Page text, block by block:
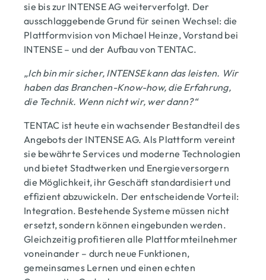
sie bis zur INTENSE AG weiterverfolgt. Der
ausschlaggebende Grund für seinen Wechsel: die
Plattformvision von Michael Heinze, Vorstand bei
INTENSE – und der Aufbau von TENTAC.
„Ich bin mir sicher, INTENSE kann das leisten. Wir
haben das Branchen-Know-how, die Erfahrung,
die Technik. Wenn nicht wir, wer dann?“
TENTAC ist heute ein wachsender Bestandteil des
Angebots der INTENSE AG. Als Plattform vereint
sie bewährte Services und moderne Technologien
und bietet Stadtwerken und Energieversorgern
die Möglichkeit, ihr Geschäft standardisiert und
effizient abzuwickeln. Der entscheidende Vorteil:
Integration. Bestehende Systeme müssen nicht
ersetzt, sondern können eingebunden werden.
Gleichzeitig profitieren alle Plattformteilnehmer
voneinander – durch neue Funktionen,
gemeinsames Lernen und einen echten